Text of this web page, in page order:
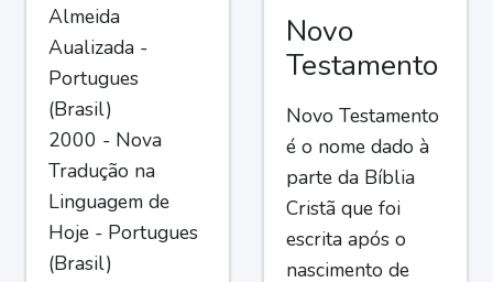
Almeida
Aualizada -
Portugues
(Brasil)
2000 - Nova
Tradução na
Linguagem de
Hoje - Portugues
(Brasil)
Novo
Testamento
Novo Testamento
é o nome dado à
parte da Bíblia
Cristã que foi
escrita após o
nascimento de